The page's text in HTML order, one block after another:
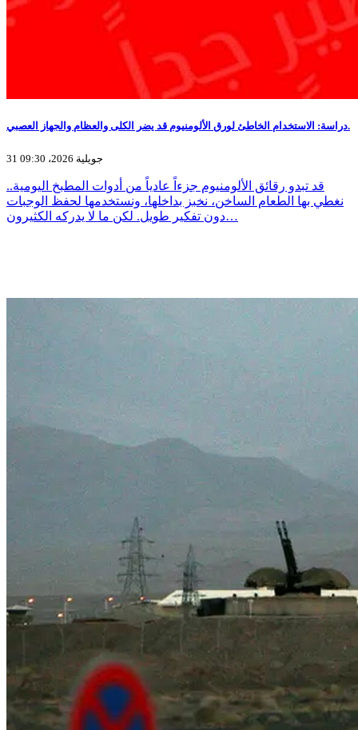
دراسة: الاستخدام الخاطئ لورق الألومنيوم قد يضر الكلى والعظام والجهاز العصبي.
31 جويلية 2026، 09:30
قد تبدو رقائق الألومنيوم جزءاً عادياً من أدوات المطبخ اليومية..
نغطي بها الطعام الساخن، نخبز بداخلها، ونستخدمها لحفظ الوجبات
دون تفكير طويل. لكن ما لا يدركه الكثيرون…